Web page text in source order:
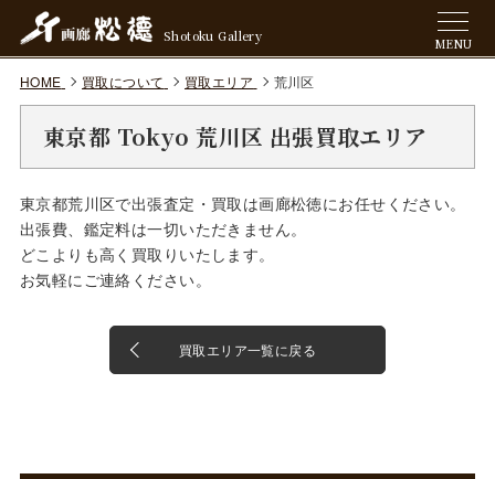
Shotoku Gallery MENU
HOME 買取について 買取エリア 荒川区
東京都 Tokyo 荒川区 出張買取エリア
東京都荒川区で出張査定・買取は画廊松徳にお任せください。
出張費、鑑定料は一切いただきません。
どこよりも高く買取りいたします。
お気軽にご連絡ください。
買取エリア一覧に戻る